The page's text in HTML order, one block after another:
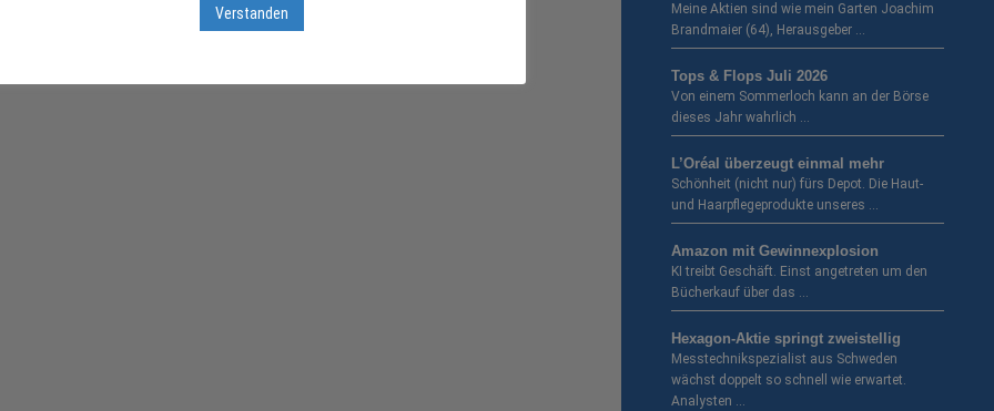
Meine Aktien sind wie mein Garten Joachim
Brandmaier (64), Herausgeber …
Tops & Flops Juli 2026
Von einem Sommerloch kann an der Börse
dieses Jahr wahrlich …
L’Oréal überzeugt einmal mehr
Schönheit (nicht nur) fürs Depot. Die Haut-
und Haarpflegeprodukte unseres …
Amazon mit Gewinnexplosion
KI treibt Geschäft. Einst angetreten um den
Bücherkauf über das …
Hexagon-Aktie springt zweistellig
Messtechnikspezialist aus Schweden
wächst doppelt so schnell wie erwartet.
Analysten …
Verstanden